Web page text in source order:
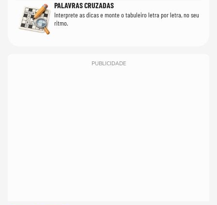
PALAVRAS CRUZADAS
Interprete as dicas e monte o tabuleiro letra por letra, no seu
ritmo.
PUBLICIDADE